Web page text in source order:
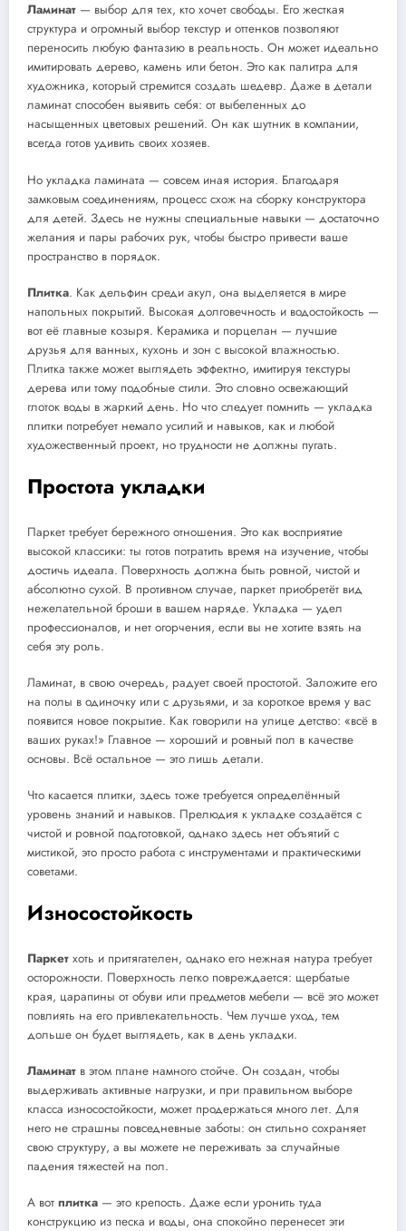
Ламинат — выбор для тех, кто хочет свободы. Его жесткая
структура и огромный выбор текстур и оттенков позволяют
переносить любую фантазию в реальность. Он может идеально
имитировать дерево, камень или бетон. Это как палитра для
художника, который стремится создать шедевр. Даже в детали
ламинат способен выявить себя: от выбеленных до
насыщенных цветовых решений. Он как шутник в компании,
всегда готов удивить своих хозяев.
Но укладка ламината — совсем иная история. Благодаря
замковым соединениям, процесс схож на сборку конструктора
для детей. Здесь не нужны специальные навыки — достаточно
желания и пары рабочих рук, чтобы быстро привести ваше
пространство в порядок.
Плитка. Как дельфин среди акул, она выделяется в мире
напольных покрытий. Высокая долговечность и водостойкость —
вот её главные козыря. Керамика и порцелан — лучшие
друзья для ванных, кухонь и зон с высокой влажностью.
Плитка также может выглядеть эффектно, имитируя текстуры
дерева или тому подобные стили. Это словно освежающий
глоток воды в жаркий день. Но что следует помнить — укладка
плитки потребует немало усилий и навыков, как и любой
художественный проект, но трудности не должны пугать.
Простота укладки
Паркет требует бережного отношения. Это как восприятие
высокой классики: ты готов потратить время на изучение, чтобы
достичь идеала. Поверхность должна быть ровной, чистой и
абсолютно сухой. В противном случае, паркет приобретёт вид
нежелательной броши в вашем наряде. Укладка — удел
профессионалов, и нет огорчения, если вы не хотите взять на
себя эту роль.
Ламинат, в свою очередь, радует своей простотой. Заложите его
на полы в одиночку или с друзьями, и за короткое время у вас
появится новое покрытие. Как говорили на улице детство: «всё в
ваших руках!» Главное — хороший и ровный пол в качестве
основы. Всё остальное — это лишь детали.
Что касается плитки, здесь тоже требуется определённый
уровень знаний и навыков. Прелюдия к укладке создаётся с
чистой и ровной подготовкой, однако здесь нет объятий с
мистикой, это просто работа с инструментами и практическими
советами.
Износостойкость
Паркет хоть и притягателен, однако его нежная натура требует
осторожности. Поверхность легко повреждается: щербатые
края, царапины от обуви или предметов мебели — всё это может
повлиять на его привлекательность. Чем лучше уход, тем
дольше он будет выглядеть, как в день укладки.
Ламинат в этом плане намного стойче. Он создан, чтобы
выдерживать активные нагрузки, и при правильном выборе
класса износостойкости, может продержаться много лет. Для
него не страшны повседневные заботы: он стильно сохраняет
свою структуру, а вы можете не переживать за случайные
падения тяжестей на пол.
А вот плитка — это крепость. Даже если уронить туда
конструкцию из песка и воды, она спокойно перенесет эти